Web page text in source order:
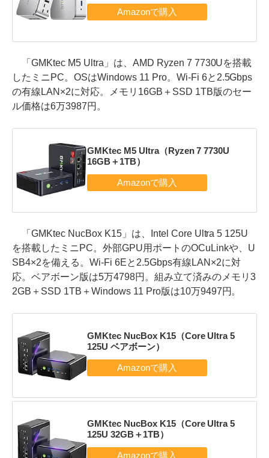
「GMKtec M5 Ultra」は、AMD Ryzen 7 7730Uを搭載
したミニPC。OSはWindows 11 Pro。Wi-Fi 6と2.5Gbps
の有線LAN×2に対応。メモリ16GB＋SSD 1TB版のセー
ル価格は6万3987円。
GMKtec M5 Ultra（Ryzen 7 7730U
16GB＋1TB）
「GMKtec NucBox K15」は、Intel Core Ultra 5 125U
を搭載したミニPC。外部GPU用ポートのOCuLinkや、U
SB4×2を備える。Wi-Fi 6Eと2.5Gbps有線LAN×2に対
応。ベアボーン版は5万4798円。組み立て済みのメモリ3
2GB＋SSD 1TB＋Windows 11 Pro版は10万9497円。
GMKtec NucBox K15（Core Ultra 5
125U ベアボーン）
GMKtec NucBox K15（Core Ultra 5
125U 32GB＋1TB）